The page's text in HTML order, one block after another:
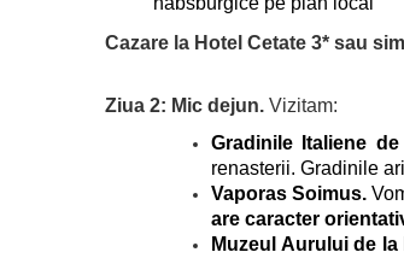
Cazare la Hotel Cetate 3* sau
Ziua 2: Mic dejun. Vizitam:
Gradinile Italiene
renasterii. Gradinile
Vaporas Soimus.
are caracter
Muzeul Aurului de